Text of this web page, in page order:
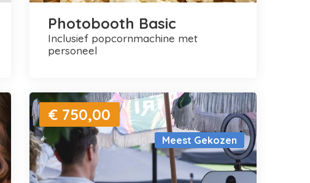
Photobooth Basic
inclusief popcornmachine met
personeel
Meest Gekozen
€ 750,00